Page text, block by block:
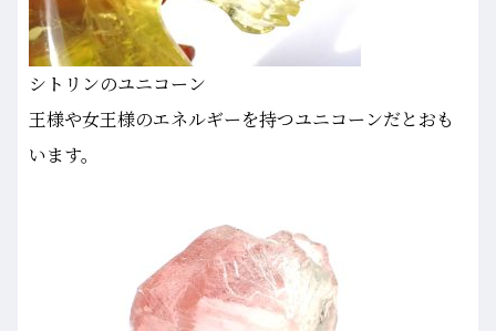
シトリンのユニコーン
王様や女王様のエネルギーを持つユニコーンだとおも
います。